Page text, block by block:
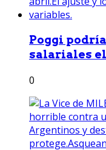
Poggi
salariales
0